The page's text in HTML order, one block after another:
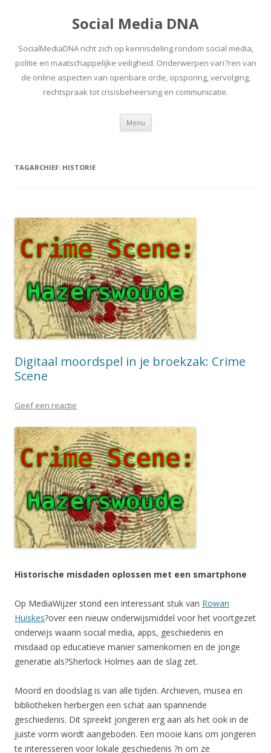
Social Media DNA
SocialMediaDNA richt zich op kennisdeling rondom social media,
politie en maatschappelijke veiligheid. Onderwerpen vari?ren van
de online aspecten van openbare orde, opsporing, vervolging,
rechtspraak tot crisisbeheersing en communicatie.
Menu Spring
inhoud
TAGARCHIEF: HISTORIE
Digitaal moordspel in je broekzak: Crime
Scene
Geef een reactie
Historische misdaden oplossen met een smartphone
Op MediaWijzer stond een interessant stuk van Rowan
Huiskes?over een nieuw onderwijsmiddel voor het voortgezet
onderwijs waarin social media, apps, geschiedenis en
misdaad op educatieve manier samenkomen en de jonge
generatie als?Sherlock Holmes aan de slag zet.
Moord en doodslag is van alle tijden. Archieven, musea en
bibliotheken herbergen een schat aan spannende
geschiedenis. Dit spreekt jongeren erg aan als het ook in de
juiste vorm wordt aangeboden. Een mooie kans om jongeren
te interesseren voor lokale geschiedenis ?n om ze